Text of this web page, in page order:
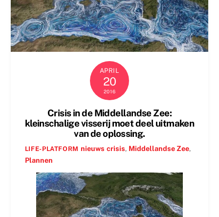
APRIL
20
2016
Crisis in de Middellandse Zee:
kleinschalige visserij moet deel uitmaken
van de oplossing.
LIFE-PLATFORM nieuws crisis, Middellandse Zee,
Plannen